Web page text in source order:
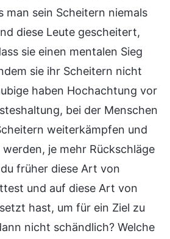
man sein Scheitern niemals
diese Leute gescheitert,
sie einen mentalen Sieg
sie ihr Scheitern nicht
haben Hochachtung vor
bei der Menschen
weiterkämpfen und
je mehr Rückschläge
früher diese Art von
und auf diese Art von
hast, um für ein Ziel zu
nicht schändlich? Welche